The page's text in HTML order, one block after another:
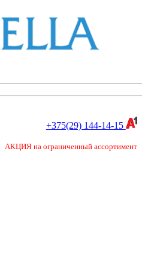
+375(29) 144-14-15
АКЦИЯ на ограниченный ассортимент